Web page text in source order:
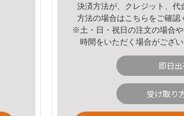
決済方法が、クレジット、
方法の場合はこちら をご確認
※土・日・祝日の注文の場合
時間をいただく場合がござい
即日
受け取り